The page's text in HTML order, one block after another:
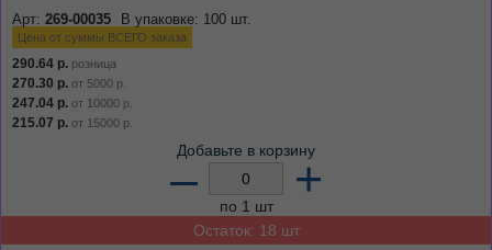
Арт: 269-00035 В упаковке: 100 шт.
Цена от суммы ВСЕГО заказа
290.64 р. розница
270.30 р. от 5000 р.
247.04 р. от 10000 р.
215.07 р. от 15000 р.
Добавьте в корзину
– +
по 1 шт
Остаток: 18 шт